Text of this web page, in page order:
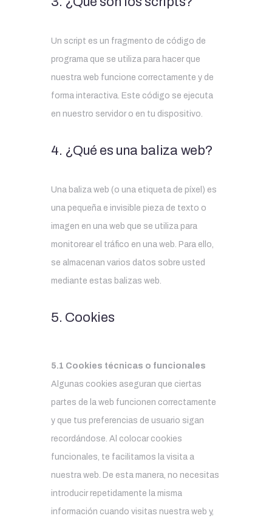
Un script es un fragmento de código de
programa que se utiliza para hacer que
nuestra web funcione correctamente y de
forma interactiva. Este código se ejecuta
en nuestro servidor o en tu dispositivo.
4. ¿Qué es una baliza web?
Una baliza web (o una etiqueta de píxel) es
una pequeña e invisible pieza de texto o
imagen en una web que se utiliza para
monitorear el tráfico en una web. Para ello,
se almacenan varios datos sobre usted
mediante estas balizas web.
5. Cookies
5.1 Cookies técnicas o funcionales
Algunas cookies aseguran que ciertas
partes de la web funcionen correctamente
y que tus preferencias de usuario sigan
recordándose. Al colocar cookies
funcionales, te facilitamos la visita a
nuestra web. De esta manera, no necesitas
introducir repetidamente la misma
información cuando visitas nuestra web y,